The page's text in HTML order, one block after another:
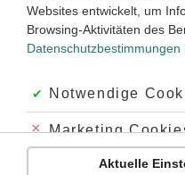
Futur antérieur bilden
Übung
Video
2
Websites entwickelt, um
Browsing-Aktivitäten des
Datenschutzbestimmungen
Akzeptiert:
Notwendige
Abgelehnt:
Marketing
Abgelehnt:
Aktuelle